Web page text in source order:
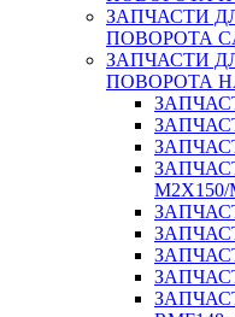
ЗАПЧАСТИ
ПОВОРОТА
ЗАПЧАСТИ
ПОВОРОТА
M2X150/